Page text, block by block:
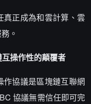
真正成為和雲計算、雲
。
操作性的顛覆者
協議是區塊鏈互聯網
協議無需信任即可完